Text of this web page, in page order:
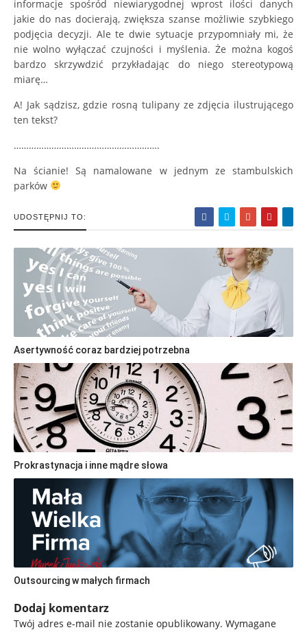
informacje spośród niewiarygodnej wprost ilości danych
jakie do nas docierają, zwiększa szanse możliwie szybkiego
podjęcia decyzji. Ale te dwie sytuacje przypomniały mi, że
nie wolno wyłączać czujności i myślenia. Że można kogoś
bardzo skrzywdzić przykładając do niego stereotypową
miarę…
A! Jak sądzisz, gdzie rosną tulipany ze zdjęcia ilustrującego
ten tekst?
………………………………………………….
Na ścianie! Są namalowane w jednym ze stambulskich
parków
UDOSTĘPNIJ TO:
Asertywność coraz bardziej potrzebna
Prokrastynacja i inne mądre słowa
Outsourcing w małych firmach
Dodaj komentarz
Twój adres e-mail nie zostanie opublikowany. Wymagane